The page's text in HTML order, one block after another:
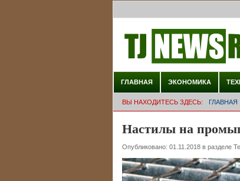
ГЛАВНАЯ ЭКОНОМИКА
ВЫ НАХОДИТЕСЬ ЗДЕСЬ: ГЛАВНАЯ
Настилы на
Опубликовано: 01.11.2018 в разделе